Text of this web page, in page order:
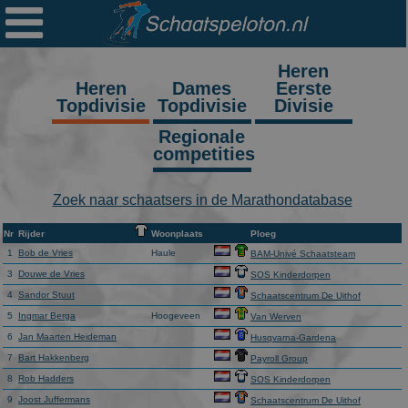

Heren
Topdivisie
Dames
Topdivisie
Heren
Eerste
Divisie
Regionale
competities
Zoek naar schaatsers in de Marathondatabase
Nr Rijder Woonplaats
Ploeg
1
Bob de Vries Haule
BAM-Univé Schaatsteam
3
Douwe de Vries
SOS Kinderdorpen
4
Sandor Stuut
Schaatscentrum De Uithof
5
Ingmar Berga Hoogeveen
Van Werven
6
Jan Maarten Heideman
Husqvarna-Gardena
7
Bart Hakkenberg
Payroll Group
8
Rob Hadders
SOS Kinderdorpen
9
Joost Juffermans
Schaatscentrum De Uithof